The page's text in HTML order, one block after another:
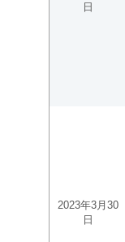
日
2023年3月30
日